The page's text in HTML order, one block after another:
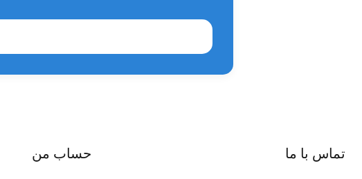
تماس با ما حساب من